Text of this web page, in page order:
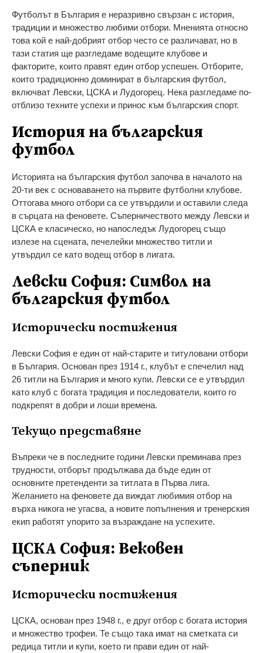
Футболът в България е неразривно свързан с история,
традиции и множество любими отбори. Мненията относно
това кой е най-добрият отбор често се различават, но в
тази статия ще разгледаме водещите клубове и
факторите, които правят един отбор успешен. Отборите,
които традиционно доминират в българския футбол,
включват Левски, ЦСКА и Лудогорец. Нека разгледаме по-
отблизо техните успехи и принос към българския спорт.
История на българския
футбол
Историята на българския футбол започва в началото на
20-ти век с основаването на първите футболни клубове.
Оттогава много отбори са се утвърдили и оставили следа
в сърцата на феновете. Съперничеството между Левски и
ЦСКА е класическо, но напоследък Лудогорец също
излезе на сцената, печелейки множество титли и
утвърдил се като водещ отбор в лигата.
Левски София: Символ на
българския футбол
Исторически постижения
Левски София е един от най-старите и титуловани отбори
в България. Основан през 1914 г., клубът е спечелил над
26 титли на България и много купи. Левски се е утвърдил
като клуб с богата традиция и последователи, които го
подкрепят в добри и лоши времена.
Текущо представяне
Въпреки че в последните години Левски преминава през
трудности, отборът продължава да бъде един от
основните претенденти за титлата в Първа лига.
Желанието на феновете да виждат любимия отбор на
върха никога не угасва, а новите попълнения и тренерския
екип работят упорито за възраждане на успехите.
ЦСКА София: Вековен
съперник
Исторически постижения
ЦСКА, основан през 1948 г., е друг отбор с богата история
и множество трофеи. Те също така имат на сметката си
редица титли и купи, което ги прави един от най-